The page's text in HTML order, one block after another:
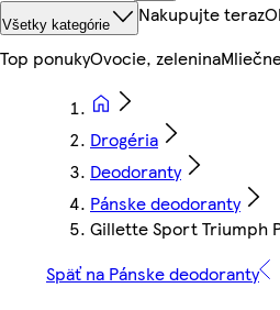
Všetky kategórie Nakupujte teraz
Top ponukyOvocie, zelenina
Drogéria
Deodoranty
Pánske deodoranty
Gillette Sport Triumph
Späť na Pánske deodoranty